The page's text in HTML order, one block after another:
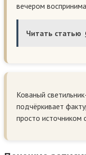
вечером
Читать статью
Кованый
подчёркивает
просто источником